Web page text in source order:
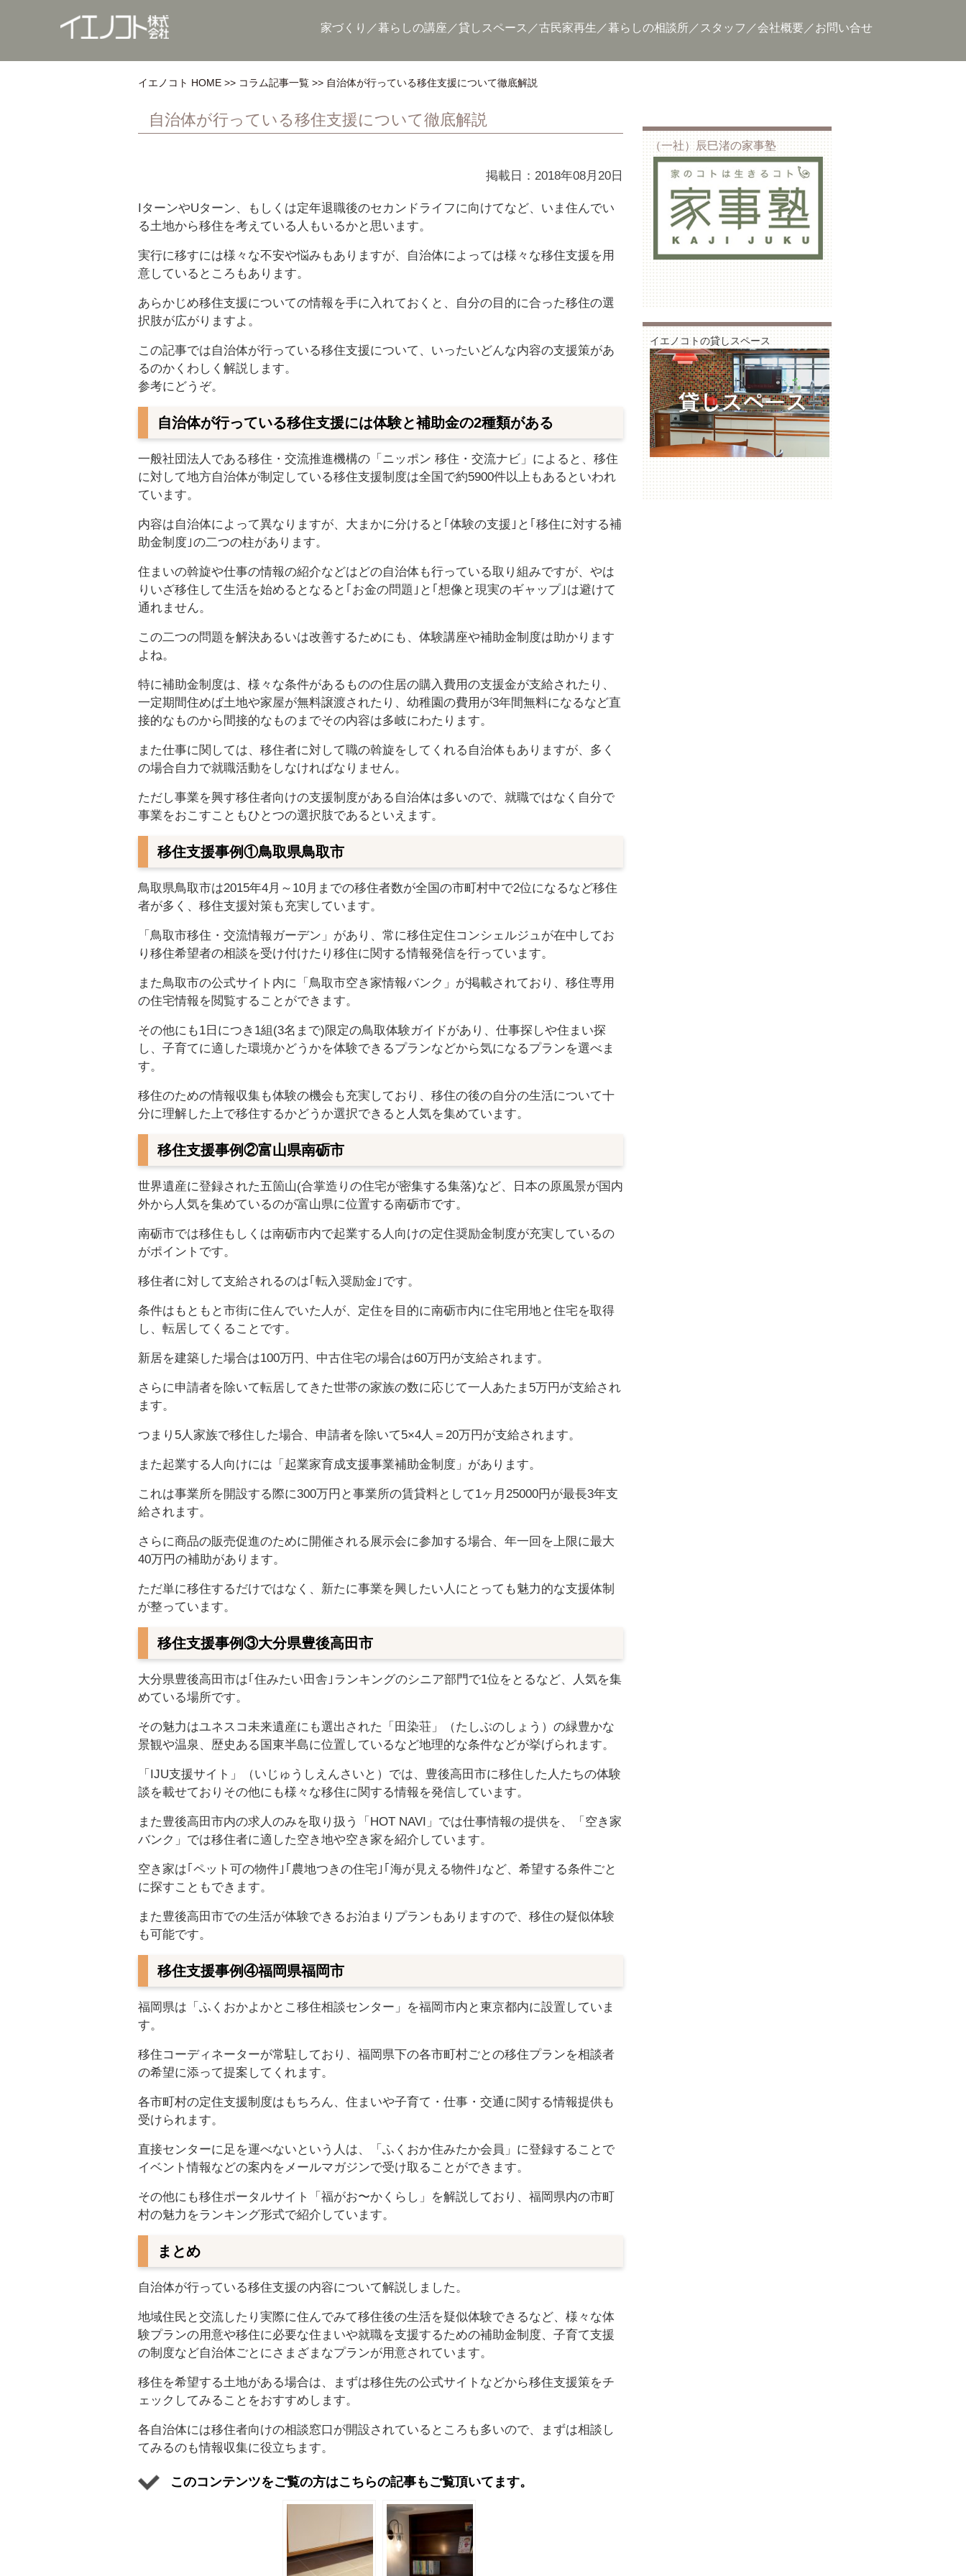
家づくり 暮らしの講座 貸しスペース 古民家再生 暮らしの相談所 スタッフ 会社概要 お問い合せ
イエノコト HOME コラム記事一覧 自治体が行っている移住支援について徹底解説
自治体が行っている移住支援について徹底解説
掲載日：2018年08月20日
IターンやUターン、もしくは定年退職後のセカンドライフに向けてなど、いま住んでい
る土地から移住を考えている人もいるかと思います。
実行に移すには様々な不安や悩みもありますが、自治体によっては様々な移住支援を用
意しているところもあります。
あらかじめ移住支援についての情報を手に入れておくと、自分の目的に合った移住の選
択肢が広がりますよ。
この記事では自治体が行っている移住支援について、いったいどんな内容の支援策があ
るのかくわしく解説します。
参考にどうぞ。
自治体が行っている移住支援には体験と補助金の2種類がある
一般社団法人である移住・交流推進機構の「ニッポン 移住・交流ナビ」によると、移住
に対して地方自治体が制定している移住支援制度は全国で約5900件以上もあるといわれ
ています。
内容は自治体によって異なりますが、大まかに分けると｢体験の支援｣と｢移住に対する補
助金制度｣の二つの柱があります。
住まいの斡旋や仕事の情報の紹介などはどの自治体も行っている取り組みですが、やは
りいざ移住して生活を始めるとなると｢お金の問題｣と｢想像と現実のギャップ｣は避けて
通れません。
この二つの問題を解決あるいは改善するためにも、体験講座や補助金制度は助かります
よね。
特に補助金制度は、様々な条件があるものの住居の購入費用の支援金が支給されたり、
一定期間住めば土地や家屋が無料譲渡されたり、幼稚園の費用が3年間無料になるなど直
接的なものから間接的なものまでその内容は多岐にわたります。
また仕事に関しては、移住者に対して職の斡旋をしてくれる自治体もありますが、多く
の場合自力で就職活動をしなければなりません。
ただし事業を興す移住者向けの支援制度がある自治体は多いので、就職ではなく自分で
事業をおこすこともひとつの選択肢であるといえます。
移住支援事例①鳥取県鳥取市
鳥取県鳥取市は2015年4月～10月までの移住者数が全国の市町村中で2位になるなど移住
者が多く、移住支援対策も充実しています。
「鳥取市移住・交流情報ガーデン」があり、常に移住定住コンシェルジュが在中してお
り移住希望者の相談を受け付けたり移住に関する情報発信を行っています。
また鳥取市の公式サイト内に「鳥取市空き家情報バンク」が掲載されており、移住専用
の住宅情報を閲覧することができます。
その他にも1日につき1組(3名まで)限定の鳥取体験ガイドがあり、仕事探しや住まい探
し、子育てに適した環境かどうかを体験できるプランなどから気になるプランを選べま
す。
移住のための情報収集も体験の機会も充実しており、移住の後の自分の生活について十
分に理解した上で移住するかどうか選択できると人気を集めています。
移住支援事例②富山県南砺市
世界遺産に登録された五箇山(合掌造りの住宅が密集する集落)など、日本の原風景が国内
外から人気を集めているのが富山県に位置する南砺市です。
南砺市では移住もしくは南砺市内で起業する人向けの定住奨励金制度が充実しているの
がポイントです。
移住者に対して支給されるのは｢転入奨励金｣です。
条件はもともと市街に住んでいた人が、定住を目的に南砺市内に住宅用地と住宅を取得
し、転居してくることです。
新居を建築した場合は100万円、中古住宅の場合は60万円が支給されます。
さらに申請者を除いて転居してきた世帯の家族の数に応じて一人あたま5万円が支給され
ます。
つまり5人家族で移住した場合、申請者を除いて5×4人＝20万円が支給されます。
また起業する人向けには「起業家育成支援事業補助金制度」があります。
これは事業所を開設する際に300万円と事業所の賃貸料として1ヶ月25000円が最長3年支
給されます。
さらに商品の販売促進のために開催される展示会に参加する場合、年一回を上限に最大
40万円の補助があります。
ただ単に移住するだけではなく、新たに事業を興したい人にとっても魅力的な支援体制
が整っています。
移住支援事例③大分県豊後高田市
大分県豊後高田市は｢住みたい田舎｣ランキングのシニア部門で1位をとるなど、人気を集
めている場所です。
その魅力はユネスコ未来遺産にも選出された「田染荘」（たしぶのしょう）の緑豊かな
景観や温泉、歴史ある国東半島に位置しているなど地理的な条件などが挙げられます。
「IJU支援サイト」（いじゅうしえんさいと）では、豊後高田市に移住した人たちの体験
談を載せておりその他にも様々な移住に関する情報を発信しています。
また豊後高田市内の求人のみを取り扱う「HOT NAVI」では仕事情報の提供を、「空き家
バンク」では移住者に適した空き地や空き家を紹介しています。
空き家は｢ペット可の物件｣｢農地つきの住宅｣｢海が見える物件｣など、希望する条件ごと
に探すこともできます。
また豊後高田市での生活が体験できるお泊まりプランもありますので、移住の疑似体験
も可能です。
移住支援事例④福岡県福岡市
福岡県は「ふくおかよかとこ移住相談センター」を福岡市内と東京都内に設置していま
す。
移住コーディネーターが常駐しており、福岡県下の各市町村ごとの移住プランを相談者
の希望に添って提案してくれます。
各市町村の定住支援制度はもちろん、住まいや子育て・仕事・交通に関する情報提供も
受けられます。
直接センターに足を運べないという人は、「ふくおか住みたか会員」に登録することで
イベント情報などの案内をメールマガジンで受け取ることができます。
その他にも移住ポータルサイト「福がお〜かくらし」を解説しており、福岡県内の市町
村の魅力をランキング形式で紹介しています。
まとめ
自治体が行っている移住支援の内容について解説しました。
地域住民と交流したり実際に住んでみて移住後の生活を疑似体験できるなど、様々な体
験プランの用意や移住に必要な住まいや就職を支援するための補助金制度、子育て支援
の制度など自治体ごとにさまざまなプランが用意されています。
移住を希望する土地がある場合は、まずは移住先の公式サイトなどから移住支援策をチ
ェックしてみることをおすすめします。
各自治体には移住者向けの相談窓口が開設されているところも多いので、まずは相談し
てみるのも情報収集に役立ちます。
このコンテンツをご覧の方はこちらの記事もご覧頂いてます。
（一社）辰巳渚の家事塾
イエノコトの貸しスペース